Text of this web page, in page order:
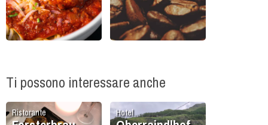
Ti possono interessare anche
Ristorante Hotel